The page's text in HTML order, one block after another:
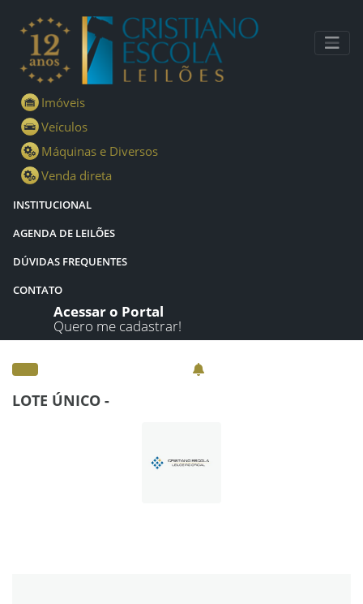
Imóveis
Veículos
Máquinas e Diversos
Venda direta
INSTITUCIONAL
AGENDA DE LEILÕES
DÚVIDAS FREQUENTES
CONTATO
Acessar o Portal
Quero me cadastrar!
LOTE ÚNICO -